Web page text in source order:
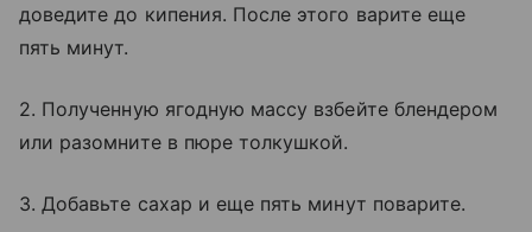
доведите до кипения. После этого варите еще
пять минут.
2. Полученную ягодную массу взбейте блендером
или разомните в пюре толкушкой.
3. Добавьте сахар и еще пять минут поварите.